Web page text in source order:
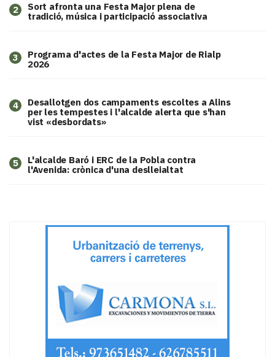
2
Sort afronta una Festa Major plena de
tradició, música i participació associativa
3
Programa d'actes de la Festa Major de Rialp
2026
4
​Desallotgen dos campaments escoltes a Alins
per les tempestes i l'alcalde alerta que s'han
vist «desbordats»
5
L'alcalde Baró i ERC de la Pobla contra
l'Avenida: crònica d'una deslleialtat